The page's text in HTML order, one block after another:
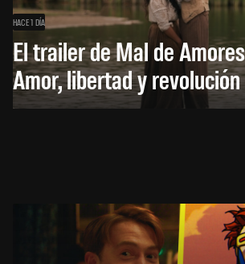
HACE 1 DÍA
El trailer de Mal de
Amor, libertad y revolución